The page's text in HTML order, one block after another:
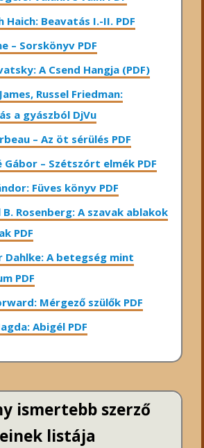
Haich: Beavatás I.-II. PDF
– Sorskönyv PDF
A Csend Hangja (PDF)
Russel Friedman:
a gyászból DjVu
– Az öt sérülés PDF
Gábor – Szétszórt elmék PDF
Füves könyv PDF
Rosenberg: A szavak ablakok
PDF
Dahlke: A betegség mint
PDF
Mérgező szülők PDF
Abigél PDF
ismertebb szerző
listája